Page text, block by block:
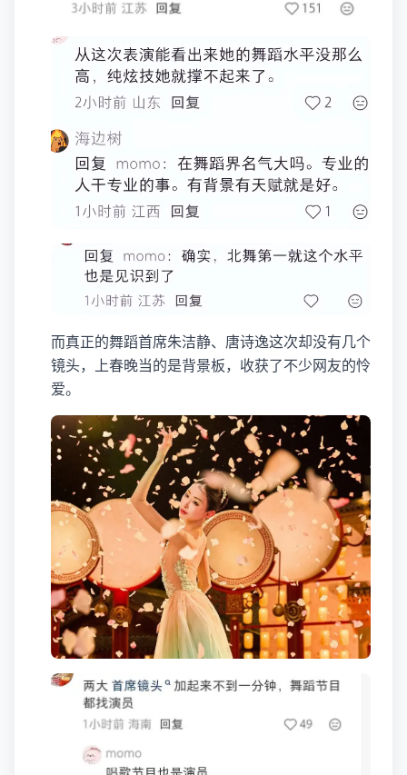
而真正的舞蹈首席朱洁静、唐诗逸这次却没有几个
镜头，上春晚当的是背景板，收获了不少网友的怜
爱。